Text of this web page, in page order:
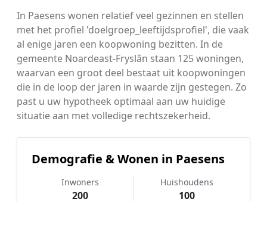
In Paesens wonen relatief veel gezinnen en stellen
met het profiel 'doelgroep_leeftijdsprofiel', die vaak
al enige jaren een koopwoning bezitten. In de
gemeente Noardeast-Fryslân staan 125 woningen,
waarvan een groot deel bestaat uit koopwoningen
die in de loop der jaren in waarde zijn gestegen. Zo
past u uw hypotheek optimaal aan uw huidige
situatie aan met volledige rechtszekerheid.
Demografie & Wonen in Paesens
Inwoners
200
Huishoudens
100